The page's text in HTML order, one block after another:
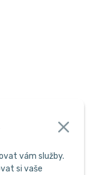
vám služby.
si vaše